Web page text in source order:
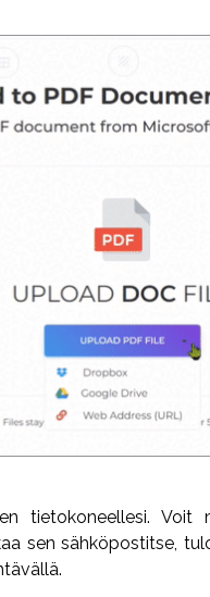
tietokoneellesi.
sen sähköpostitse,